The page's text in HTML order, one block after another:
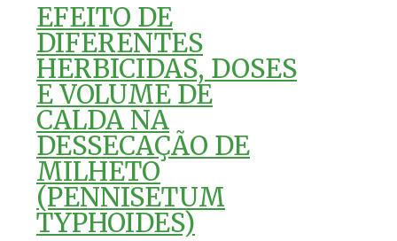
EFEITO DE
DIFERENTES
HERBICIDAS, DOSES
E VOLUME DE
CALDA NA
DESSECAÇÃO DE
MILHETO
(PENNISETUM
TYPHOIDES)